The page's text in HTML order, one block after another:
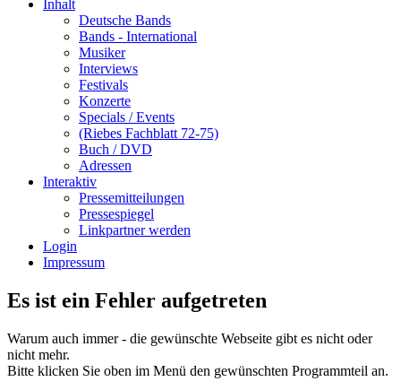
Inhalt
Deutsche Bands
Bands - International
Musiker
Interviews
Festivals
Konzerte
Specials / Events
(Riebes Fachblatt 72-75)
Buch / DVD
Adressen
Interaktiv
Pressemitteilungen
Pressespiegel
Linkpartner werden
Login
Impressum
Es ist ein Fehler aufgetreten
Warum auch immer - die gewünschte Webseite gibt es nicht oder
nicht mehr.
Bitte klicken Sie oben im Menü den gewünschten Programmteil an.